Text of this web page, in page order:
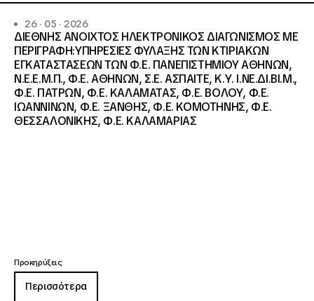
26 · 05 · 2026
ΔΙΕΘΝΗΣ ΑΝΟΙΧΤΟΣ ΗΛΕΚΤΡΟΝΙΚΟΣ ΔΙΑΓΩΝΙΣΜΟΣ ΜΕ
ΠΕΡΙΓΡΑΦΗ:ΥΠΗΡΕΣΙΕΣ ΦΥΛΑΞΗΣ ΤΩΝ ΚΤΙΡΙΑΚΩΝ
ΕΓΚΑΤΑΣΤΑΣΕΩΝ ΤΩΝ Φ.Ε. ΠΑΝΕΠΙΣΤΗΜΙΟΥ ΑΘΗΝΩΝ,
Ν.Ε.Ε.Μ.Π., Φ.Ε. ΑΘΗΝΩΝ, Σ.Ε. ΑΣΠΑΙΤΕ, Κ.Υ. Ι.ΝΕ.ΔΙ.ΒΙ.Μ.,
Φ.Ε. ΠΑΤΡΩΝ, Φ.Ε. ΚΑΛΑΜΑΤΑΣ, Φ.Ε. ΒΟΛΟΥ, Φ.Ε.
ΙΩΑΝΝΙΝΩΝ, Φ.Ε. ΞΑΝΘΗΣ, Φ.Ε. ΚΟΜΟΤΗΝΗΣ, Φ.Ε.
ΘΕΣΣΑΛΟΝΙΚΗΣ, Φ.Ε. ΚΑΛΑΜΑΡΙΑΣ
Προκηρύξεις
Περισσότερα